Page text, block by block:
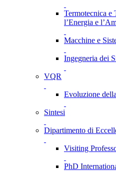
Termotecnica e
l’Energia e
Macchine e
Ingegneria dei
VQR
Evoluzione
Sintesi
Dipartimento di
Visiting
PhD